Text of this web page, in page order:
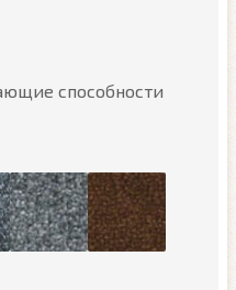
способности